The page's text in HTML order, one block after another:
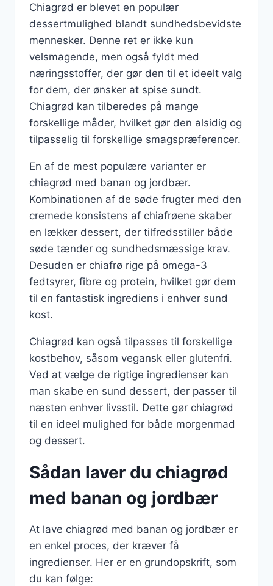
Chiagrød er blevet en populær
dessertmulighed blandt sundhedsbevidste
mennesker. Denne ret er ikke kun
velsmagende, men også fyldt med
næringsstoffer, der gør den til et ideelt valg
for dem, der ønsker at spise sundt.
Chiagrød kan tilberedes på mange
forskellige måder, hvilket gør den alsidig og
tilpasselig til forskellige smagspræferencer.
En af de mest populære varianter er
chiagrød med banan og jordbær.
Kombinationen af de søde frugter med den
cremede konsistens af chiafrøene skaber
en lækker dessert, der tilfredsstiller både
søde tænder og sundhedsmæssige krav.
Desuden er chiafrø rige på omega-3
fedtsyrer, fibre og protein, hvilket gør dem
til en fantastisk ingrediens i enhver sund
kost.
Chiagrød kan også tilpasses til forskellige
kostbehov, såsom vegansk eller glutenfri.
Ved at vælge de rigtige ingredienser kan
man skabe en sund dessert, der passer til
næsten enhver livsstil. Dette gør chiagrød
til en ideel mulighed for både morgenmad
og dessert.
Sådan laver du chiagrød
med banan og jordbær
At lave chiagrød med banan og jordbær er
en enkel proces, der kræver få
ingredienser. Her er en grundopskrift, som
du kan følge: